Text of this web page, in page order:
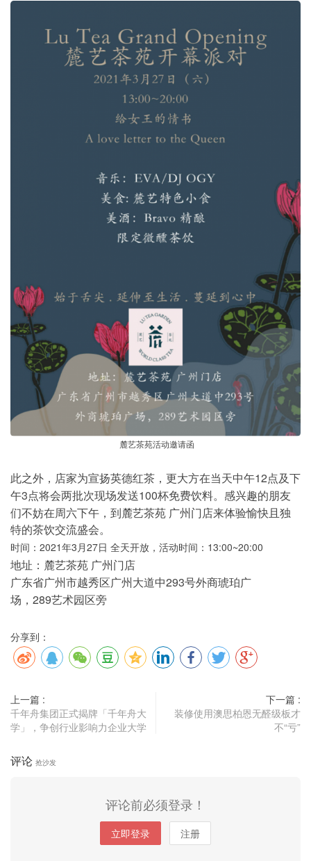
麓艺茶苑活动邀请函
此之外，店家为宣扬英德红茶，更大方在当天中午12点及下
午3点将会两批次现场发送100杯免费饮料。感兴趣的朋友
们不妨在周六下午，到麓艺茶苑 广州门店来体验愉快且独
特的茶饮交流盛会。
时间： 2021 年3 月 27日 全天开放，活动时间： 13:00~20:00
地址：麓艺茶苑 广州门店
广东省广州市越秀区广州大道中293号外商琥珀广
场， 289艺术园区旁
分享到：
上一篇 :
千年舟集团正式揭牌「千年舟大
学」，争创行业影响力企业大学
下一篇 :
装修使用澳思柏恩无醛级板才
不“亏”
评论 抢沙发
评论前必须登录！
立即登录 注册